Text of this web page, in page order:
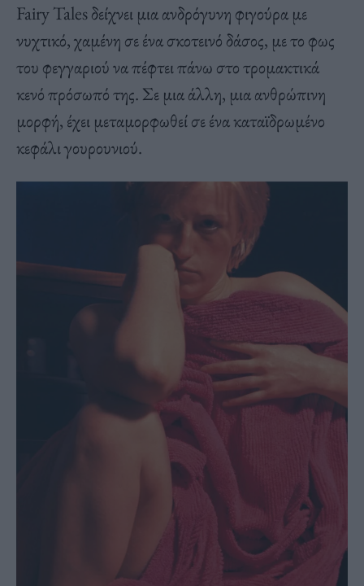
FairyTalesδείχνει μια ανδρόγυνη φιγούρα με
νυχτικό, χαμένη σε ένα σκοτεινό δάσος, με το φως
του φεγγαριού να πέφτει πάνω στο τρομακτικά
κενό πρόσωπό της. Σε μια άλλη, μια ανθρώπινη
μορφή, έχει μεταμορφωθεί σε ένα καταϊδρωμένο
κεφάλι γουρουνιού.